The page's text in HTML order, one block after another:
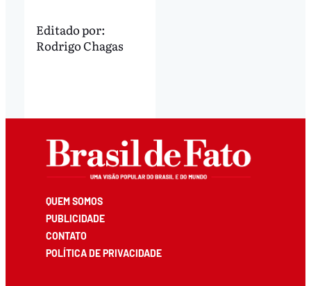
Editado por:
Rodrigo Chagas
QUEM SOMOS
PUBLICIDADE
CONTATO
POLÍTICA DE PRIVACIDADE